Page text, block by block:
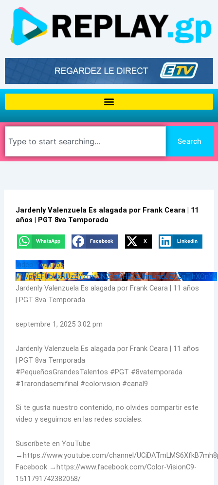
contenu
Search
Jardenly Valenzuela Es alagada por Frank Ceara | 11
años | PGT 8va Temporada
WhatsApp Facebook X LinkedIn
Vidéo YouTube
VVVpREFUbUxNUzZYZmtCN21oOHBtZUhnLmdJZFZqTjhXQnY4
Jardenly Valenzuela Es alagada por Frank Ceara | 11 años
| PGT 8va Temporada
septembre 1, 2025 3:02 pm
Jardenly Valenzuela Es alagada por Frank Ceara | 11 años
| PGT 8va Temporada
#PequeñosGrandesTalentos #PGT #8vatemporada
#1rarondasemifinal #colorvision #canal9
Si te gusta nuestro contenido, no olvides compartir este
video y seguirnos en las redes sociales:
Suscríbete en YouTube
→https://www.youtube.com/channel/
Facebook →https://www.facebook.com/Color-VisionC9-
1511791742382058/